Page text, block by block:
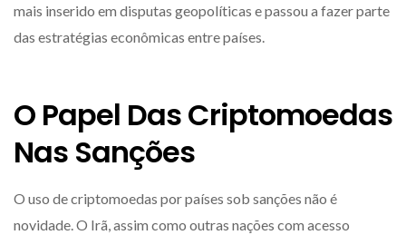
mais inserido em disputas geopolíticas e passou a fazer parte
das estratégias econômicas entre países.
O Papel Das Criptomoedas
Nas Sanções
O uso de criptomoedas por países sob sanções não é
novidade. O Irã, assim como outras nações com acesso